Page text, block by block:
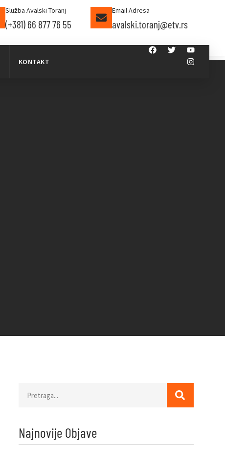
Služba Avalski Toranj
(+381) 66 877 76 55
Email Adresa
avalski.toranj@etv.rs
KONTAKT
Najnovije Objave